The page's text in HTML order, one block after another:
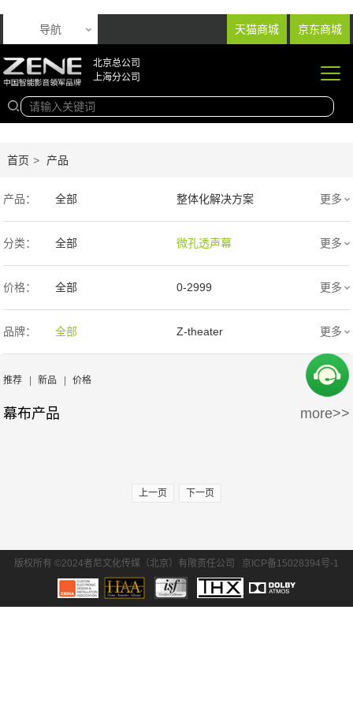
天猫商城 京东商城
导航
北京总公司
上海分公司
首页 > 产品
产品： 全部 整体化解决方案
音响产品 投影产品
专业扩声音箱 幕布产品
声学产品 智能产品
周边产品
更多
分类： 全部 微孔透声幕
编织透声幕 高清4K幕布
更多
价格： 全部 0-2999
3000-9999 1万-5万
5万-15万
30万-50万
更多
品牌： 全部 Z-theater
Screen Excellence
更多
推荐 | 新品 | 价格
幕布产品 more>>
上一页 下一页
版权所有 ©2024者尼文化传媒（北京）有限责任公司 京ICP备15028394号-1